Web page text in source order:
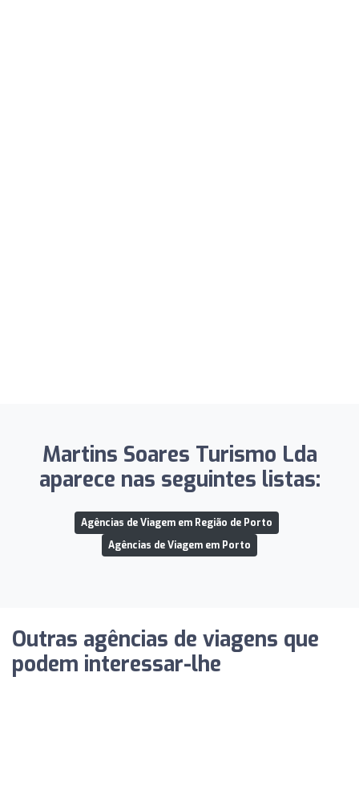
Martins Soares Turismo Lda
aparece nas seguintes listas:
Agências de Viagem em Região de Porto
Agências de Viagem em Porto
Outras agências de viagens que
podem interessar-lhe